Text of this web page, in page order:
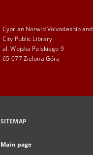
Cyprian Norwid Voivodeship and
City Public Library
al. Wojska Polskiego 9
65-077 Zielona Góra
SITEMAP
Main page